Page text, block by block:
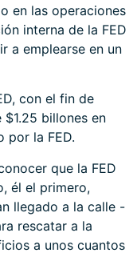
en las operaciones
interna de la FED
a emplearse en un
con el fin de
billones en
por la FED.
que la FED
él el primero,
llegado a la calle -
rescatar a la
a unos cuantos